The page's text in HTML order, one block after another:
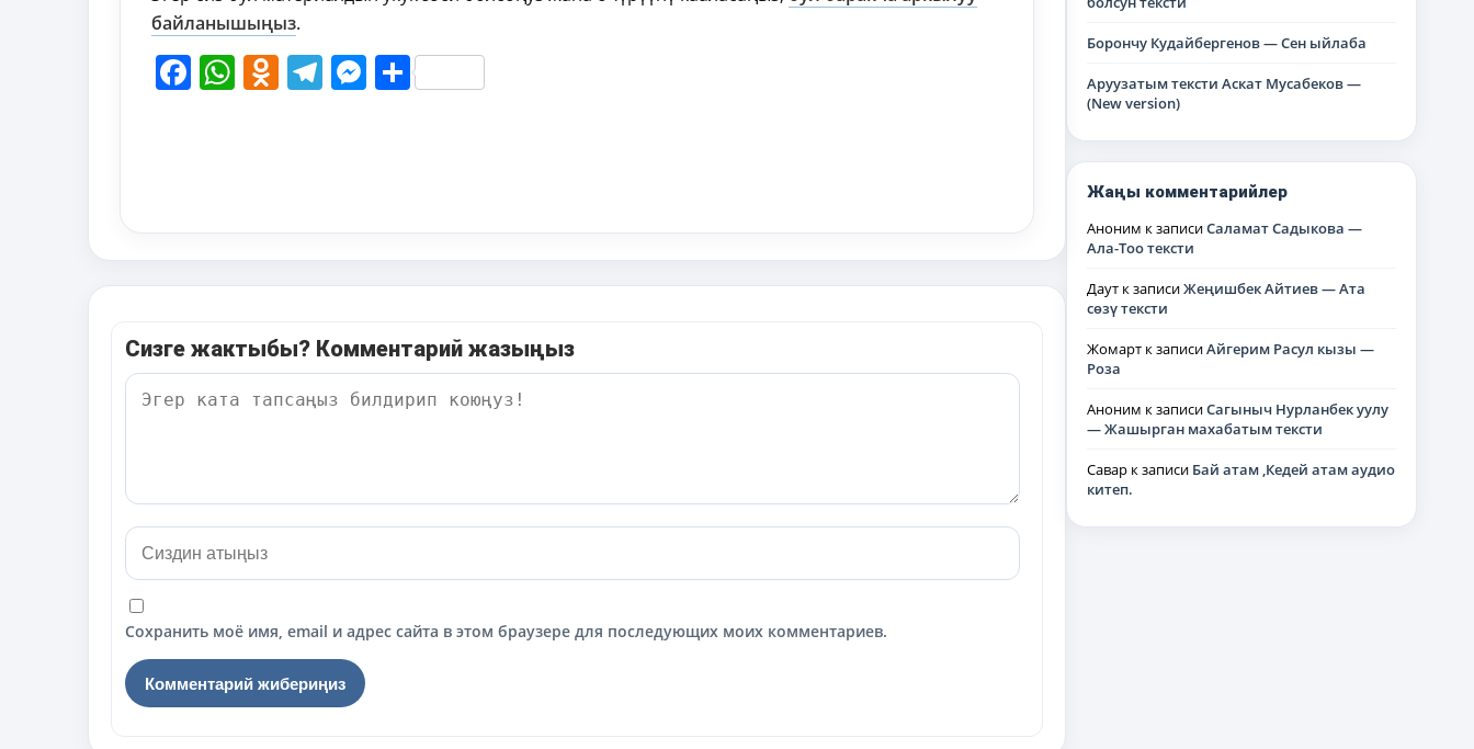
Борончу Кудайбергенов — Сен ыйлаба
Аруузатым тексти Аскат Мусабеков —
(New version)
Жаңы комментарийлер
Аноним к записиСаламат Садыкова —
Ала-Тоо тексти
Даут к записиЖеңишбек Айтиев — Ата
сөзү тексти
Жомарт к записиАйгерим Расул кызы —
Роза
Аноним к записиСагыныч Нурланбек уулу
— Жашырган махабатым тексти
Савар к записи Бай атам ,Кедей атам аудио
китеп.
байланышыңыз.
Facebook
WhatsApp
Odnoklassniki
Telegram
Messenger
Share
Сизге жактыбы? Комментарий жазыңыз
Сохранить моё имя, email и адрес сайта в этом браузере для последующих моих комментариев.